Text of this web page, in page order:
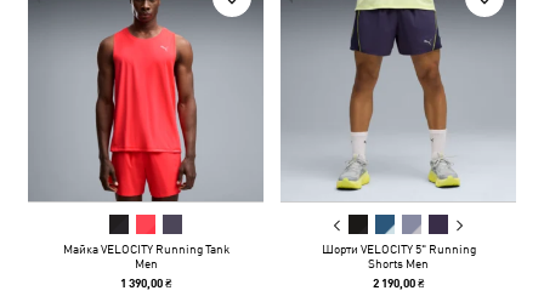
Майка VELOCITY Running Tank
Men
1 390,00 ₴
Шорти VELOCITY 5" Running
Shorts Men
2 190,00 ₴